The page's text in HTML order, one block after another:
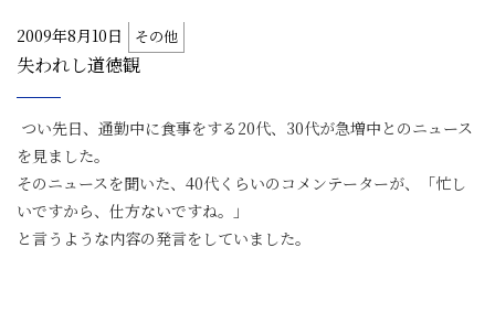
2009年8月10日 その他
失われし道徳観
つい先日、通勤中に食事をする20代、30代が急増中とのニュース
を見ました。
そのニュースを聞いた、40代くらいのコメンテーターが、「忙し
いですから、仕方ないですね。」
と言うような内容の発言をしていました。